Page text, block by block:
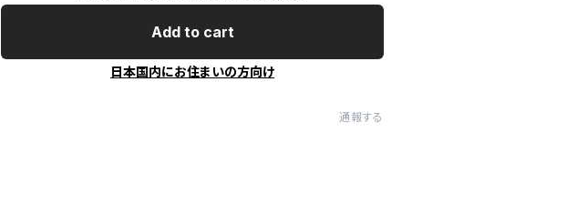
Add to cart
日本国内にお住まいの方向け
通報する